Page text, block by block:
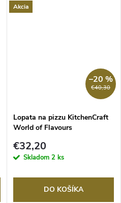
Akcia
€40,30
–20 %
Lopata na pizzu KitchenCraft
World of Flavours
€32,20
Skladom 2 ks
DO KOŠÍKA